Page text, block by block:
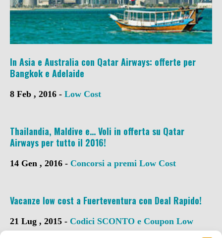
In Asia e Australia con Qatar Airways: offerte per
Bangkok e Adelaide
8 Feb , 2016 - Low Cost
Thailandia, Maldive e… Voli in offerta su Qatar
Airways per tutto il 2016!
14 Gen , 2016 - Concorsi a premi Low Cost
Vacanze low cost a Fuerteventura con Deal Rapido!
21 Lug , 2015 - Codici SCONTO e Coupon Low